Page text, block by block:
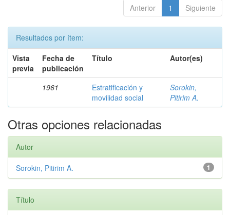
Anterior 1 Siguiente
Resultados por ítem:
Vista
previa
Fecha de
publicación
Título Autor(es)
1961
Estratificación y
movilidad social
Sorokin,
Pitirim A.
Otras opciones relacionadas
Autor
1
Sorokin, Pitirim A.
Título